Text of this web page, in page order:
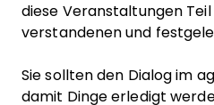
diese Veranstaltungen
verstandenen und
Sie sollten den Dialog im
damit Dinge erledigt